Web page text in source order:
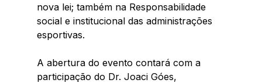
nova lei; também na Responsabilidade
social e institucional das administrações
esportivas.
A abertura do evento contará com a
participação do Dr. Joaci Góes,